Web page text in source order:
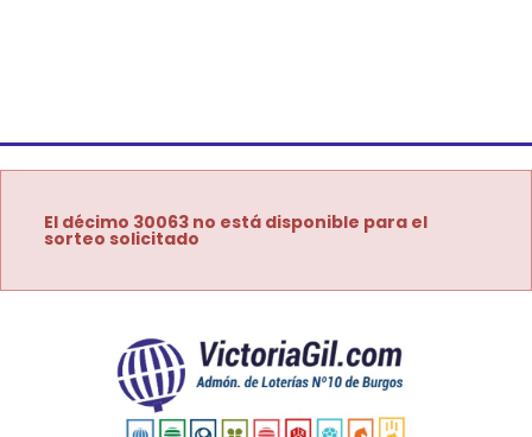
El décimo 30063 no está disponible para el
sorteo solicitado